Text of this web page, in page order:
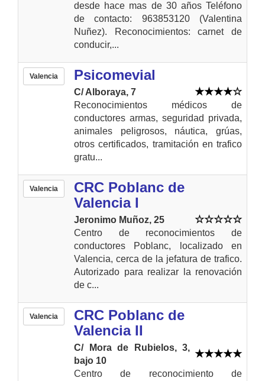
desde hace mas de 30 años Teléfono
de contacto: 963853120 (Valentina
Nuñez). Reconocimientos: carnet de
conducir,...
Valencia Psicomevial
C/ Alboraya, 7
Reconocimientos médicos de
conductores armas, seguridad privada,
animales peligrosos, náutica, grúas,
otros certificados, tramitación en trafico
gratu...
Valencia
CRC Poblanc de
Valencia I
Jeronimo Muñoz, 25
Centro de reconocimientos de
conductores Poblanc, localizado en
Valencia, cerca de la jefatura de trafico.
Autorizado para realizar la renovación
de c...
Valencia
CRC Poblanc de
Valencia II
C/ Mora de Rubielos, 3,
bajo 10
Centro de reconocimiento de